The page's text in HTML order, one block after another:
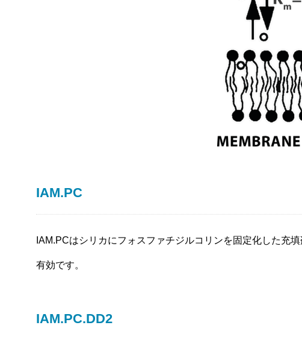
IAM.PC
IAM.PCはシリカにフォスファチジルコリンを固定化した充
有効です。
IAM.PC.DD2